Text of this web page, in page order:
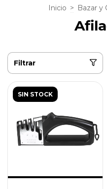
Inicio > Bazar y
Filtrar
SIN STOCK